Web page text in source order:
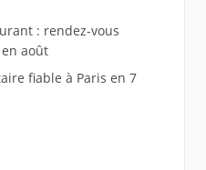
: rendez-vous
août
fiable à Paris en 7